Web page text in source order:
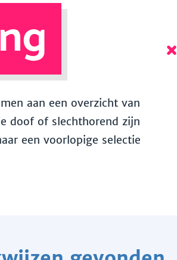
aan een overzicht van
doof of slechthorend zijn
een voorlopige selectie